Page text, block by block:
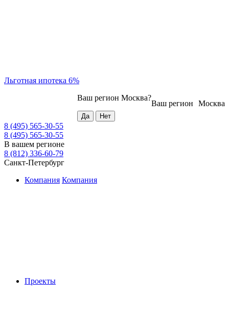
Льготная ипотека 6%
Москва
Ваш регион
Ваш регион Москва?
8 (495) 565-30-55
8 (495) 565-30-55
В вашем регионе
8 (812) 336-60-79
Санкт-Петербург
Компания Компания
Проекты